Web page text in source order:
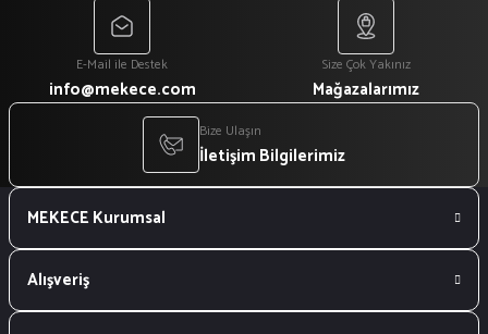
E-Mail ile Destek
info@mekece.com
Size Çok Yakınız
Mağazalarımız
Bize Ulaşın
İletişim Bilgilerimiz
MEKECE Kurumsal
Alışveriş